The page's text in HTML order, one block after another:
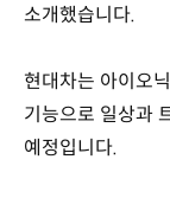
소개했습니다.
현대차는 아이오
기능으로 일상과
예정입니다.